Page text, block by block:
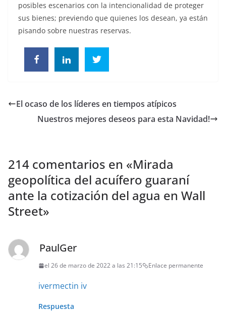
posibles escenarios con la intencionalidad de proteger
sus bienes; previendo que quienes los desean, ya están
pisando sobre nuestras reservas.
El ocaso de los líderes en tiempos atípicos
Nuestros mejores deseos para esta Navidad!
214 comentarios en «Mirada
geopolítica del acuífero guaraní
ante la cotización del agua en Wall
Street»
PaulGer
el 26 de marzo de 2022 a las 21:15 Enlace permanente
ivermectin iv
Respuesta